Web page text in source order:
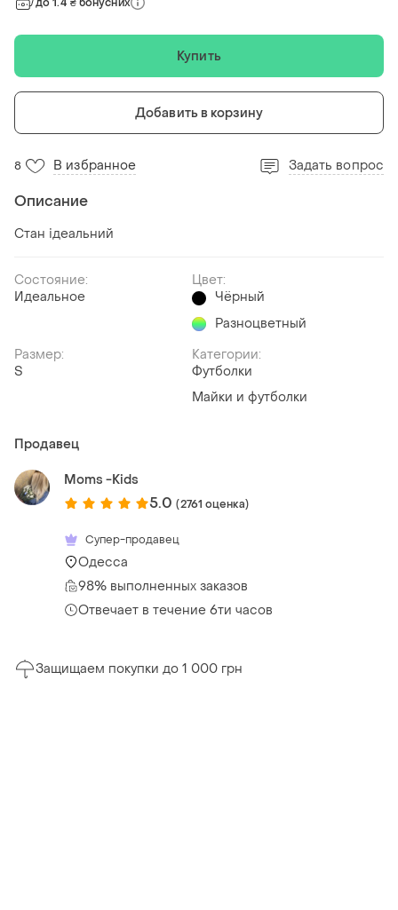
Купить
Добавить в корзину
8 В избранное Задать вопрос
Описание
Стан ідеальний
Состояние:
Идеальное
Цвет:
Чёрный
Разноцветный
Размер:
S
Категории:
Футболки
Майки и футболки
Продавец
Moms -Kids
5.0 (2761 оценка)
Супер-продавец
Одесса
98% выполненных заказов
Отвечает в течение 6ти часов
Защищаем покупки до 1 000 грн